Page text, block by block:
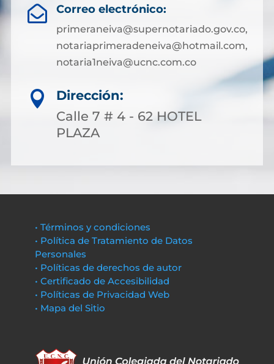
 Correo electrónico:
primeraneiva@supernotariado.gov.co,
notariaprimeradeneiva@hotmail.com,
notaria1neiva@ucnc.com.co

Dirección:
Calle 7 # 4 - 62 HOTEL
PLAZA
• Términos y condiciones
• Política de Tratamiento de Datos
Personales
• Políticas de derechos de autor
• Certificado de Accesibilidad
• Políticas de Privacidad Web
• Mapa del Sitio